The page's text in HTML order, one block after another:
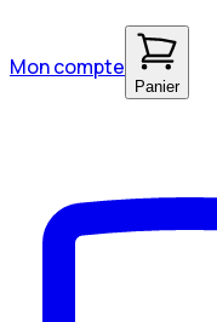
Mon compte
Panier